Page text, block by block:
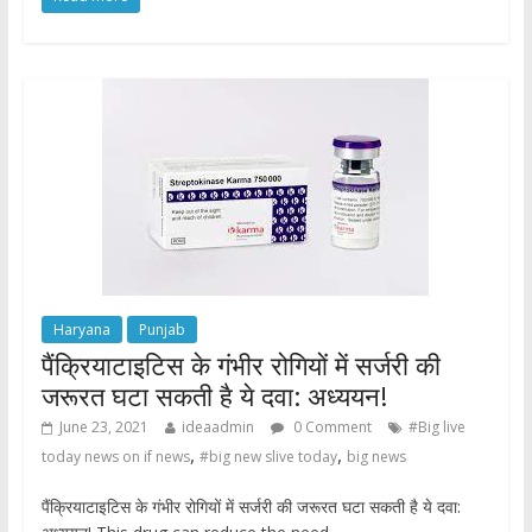
e itt
p
Haryana Punjab
पैंक्रियाटाइटिस के गंभीर रोगियों में सर्जरी की
जरूरत घटा सकती है ये दवा: अध्ययन!
June 23, 2021 ideaadmin 0 Comment
#Big live
today news on if news, #big new slive today, big news
पैंक्रियाटाइटिस के गंभीर रोगियों में सर्जरी की जरूरत घटा सकती है ये दवा: